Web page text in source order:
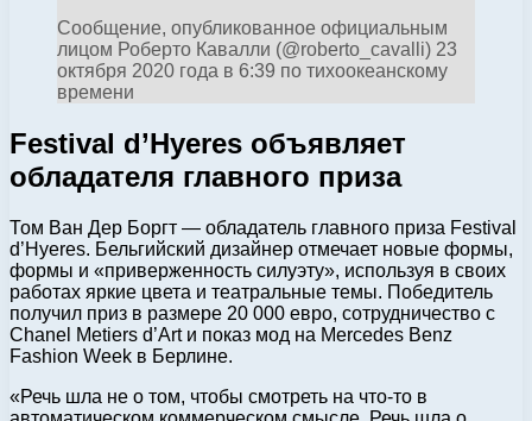
Сообщение, опубликованное официальным
лицом Роберто Кавалли (@roberto_cavalli) 23
октября 2020 года в 6:39 по тихоокеанскому
времени
Festival d’Hyeres объявляет
обладателя главного приза
Том Ван Дер Боргт — обладатель главного приза Festival
d’Hyeres. Бельгийский дизайнер отмечает новые формы,
формы и «приверженность силуэту», используя в своих
работах яркие цвета и театральные темы. Победитель
получил приз в размере 20 000 евро, сотрудничество с
Chanel Metiers d’Art и показ мод на Mercedes Benz
Fashion Week в Берлине.
«Речь шла не о том, чтобы смотреть на что-то в